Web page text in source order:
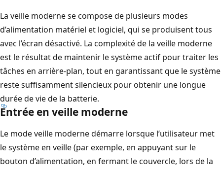
La veille moderne se compose de plusieurs modes
d’alimentation matériel et logiciel, qui se produisent tous
avec l’écran désactivé. La complexité de la veille moderne
est le résultat de maintenir le système actif pour traiter les
tâches en arrière-plan, tout en garantissant que le système
reste suffisamment silencieux pour obtenir une longue
durée de vie de la batterie.
Entrée en veille moderne
Le mode veille moderne démarre lorsque l’utilisateur met
le système en veille (par exemple, en appuyant sur le
bouton d’alimentation, en fermant le couvercle, lors de la